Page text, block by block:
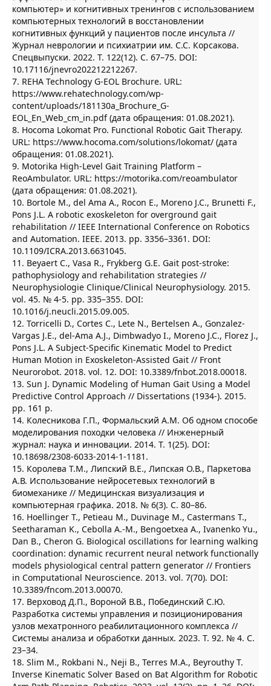
компьютер» и когнитивных тренингов с использованием
компьютерных технологий в восстановлении
когнитивных функций у пациентов после инсульта //
Журнал неврологии и психиатрии им. С.С. Корсакова.
Спецвыпуски. 2022. Т. 122(12). С. 67–75. DOI:
10.17116/jnevro202212212267.
7. REHA Technology G-EOL Brochure. URL:
https://www.rehatechnology.com/wp-
content/uploads/181130a_Brochure_G-
EOL_En_Web_cm_in.pdf (дата обращения: 01.08.2021).
8. Hocoma Lokomat Pro. Functional Robotic Gait Therapy.
URL: https://www.hocoma.com/solutions/lokomat/ (дата
обращения: 01.08.2021).
9. Motorika High-Level Gait Training Platform –
ReoAmbulator. URL: https://motorika.com/reoambulator
(дата обращения: 01.08.2021).
10. Bortole M., del Ama A., Rocon E., Moreno J.C., Brunetti F.,
Pons J.L. A robotic exoskeleton for overground gait
rehabilitation // IEEE International Conference on Robotics
and Automation. IEEE. 2013. pp. 3356–3361. DOI:
10.1109/ICRA.2013.6631045.
11. Beyaert C., Vasa R., Frykberg G.E. Gait post-stroke:
pathophysiology and rehabilitation strategies //
Neurophysiologie Clinique/Clinical Neurophysiology. 2015.
vol. 45. № 4-5. pp. 335–355. DOI:
10.1016/j.neucli.2015.09.005.
12. Torricelli D., Cortes C., Lete N., Bertelsen A., Gonzalez-
Vargas J.E., del-Ama A.J., Dimbwadyo I., Moreno J.C., Florez J.,
Pons J.L. A Subject-Specific Kinematic Model to Predict
Human Motion in Exoskeleton-Assisted Gait // Front
Neurorobot. 2018. vol. 12. DOI: 10.3389/fnbot.2018.00018.
13. Sun J. Dynamic Modeling of Human Gait Using a Model
Predictive Control Approach // Dissertations (1934-). 2015.
pp. 161 p.
14. Колесникова Г.П., Формальский А.М. Об одном способе
моделирования походки человека // Инженерный
журнал: наука и инновации. 2014. Т. 1(25). DOI:
10.18698/2308-6033-2014-1-1181.
15. Королева Т.М., Липский В.Е., Липская О.В., Паркетова
А.В. Использование нейросетевых технологий в
биомеханике // Медицинская визуализация и
компьютерная графика. 2018. № 6(3). С. 80–86.
16. Hoellinger T., Petieau M., Duvinage M., Castermans T.,
Seetharaman K., Cebolla A.-M., Bengoetxea A., Ivanenko Yu.,
Dan B., Cheron G. Biological oscillations for learning walking
coordination: dynamic recurrent neural network functionally
models physiological central pattern generator // Frontiers
in Computational Neuroscience. 2013. vol. 7(70). DOI:
10.3389/fncom.2013.00070.
17. Верховод Д.П., Вороной В.В., Побединский С.Ю.
Разработка системы управления и позиционирования
узлов мехатронного реабилитационного комплекса //
Системы анализа и обработки данных. 2023. Т. 92. № 4. С.
23–34.
18. Slim M., Rokbani N., Neji B., Terres M.A., Beyrouthy T.
Inverse Kinematic Solver Based on Bat Algorithm for Robotic